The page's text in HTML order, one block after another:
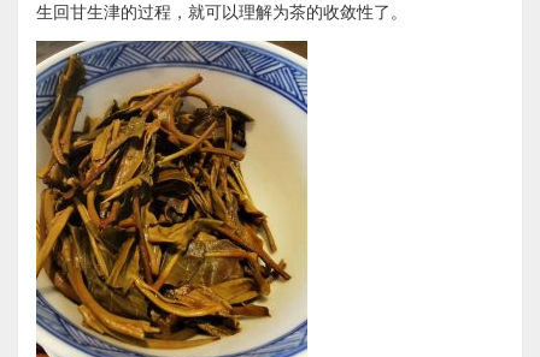
生回甘生津的过程，就可以理解为茶的收敛性了。